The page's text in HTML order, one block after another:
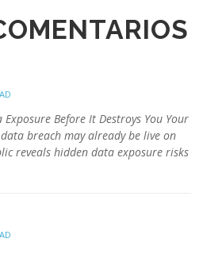
Before It Destroys You Your
breach may already be live on
reveals hidden data exposure risks